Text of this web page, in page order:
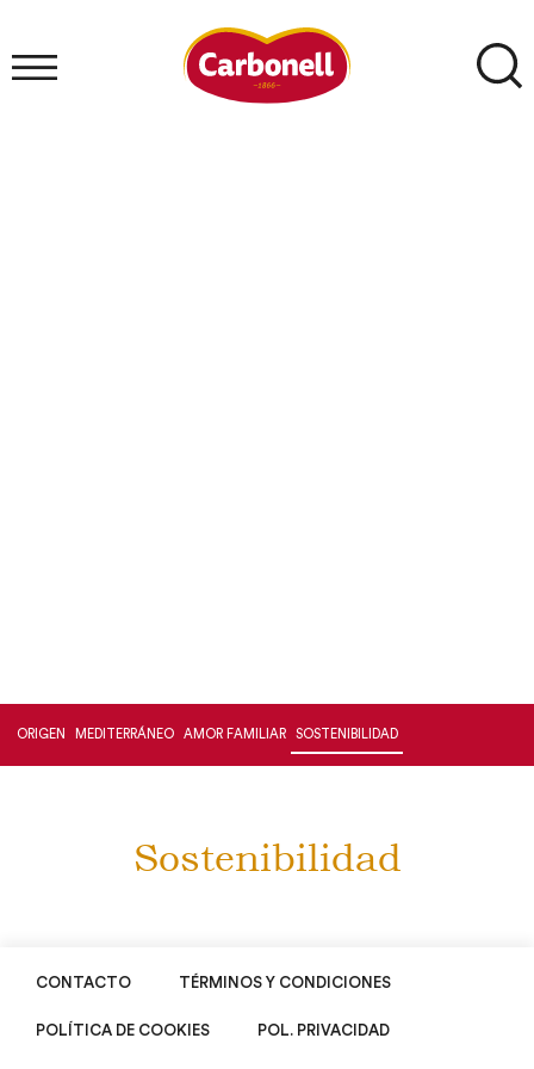
ORIGEN MEDITERRÁNEO AMOR FAMILIAR SOSTENIBILIDAD
Sostenibilidad
CONTACTO TÉRMINOS Y CONDICIONES
POLÍTICA DE COOKIES POL. PRIVACIDAD